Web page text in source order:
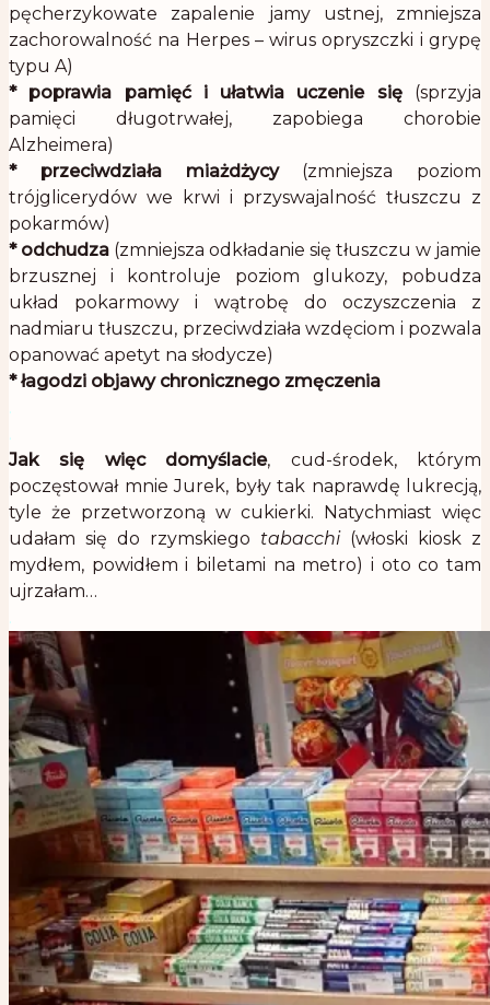
pęcherzykowate zapalenie jamy ustnej, zmniejsza
zachorowalność na Herpes – wirus opryszczki i grypę
typu A)
* poprawia pamięć i ułatwia uczenie się(sprzyja
pamięci długotrwałej, zapobiega chorobie
Alzheimera)
*
przeciwdziała miażdżycy
(zmniejsza poziom
trójglicerydów we krwi i przyswajalność tłuszczu z
pokarmów)
* odchudza (zmniejsza odkładanie się tłuszczu w jamie
brzusznej i kontroluje poziom glukozy, pobudza
układ pokarmowy i wątrobę do oczyszczenia z
nadmiaru tłuszczu, przeciwdziała wzdęciom i pozwala
opanować apetyt na słodycze)
* łagodzi objawy chronicznego zmęczenia
.
.
Jak się więc domyślacie, cud-środek, którym
poczęstował mnie Jurek, były tak naprawdę lukrecją,
tyle że przetworzoną w cukierki. Natychmiast więc
udałam się do rzymskiego tabacchi(włoski kiosk z
mydłem, powidłem i biletami na metro) i oto co tam
ujrzałam…
.